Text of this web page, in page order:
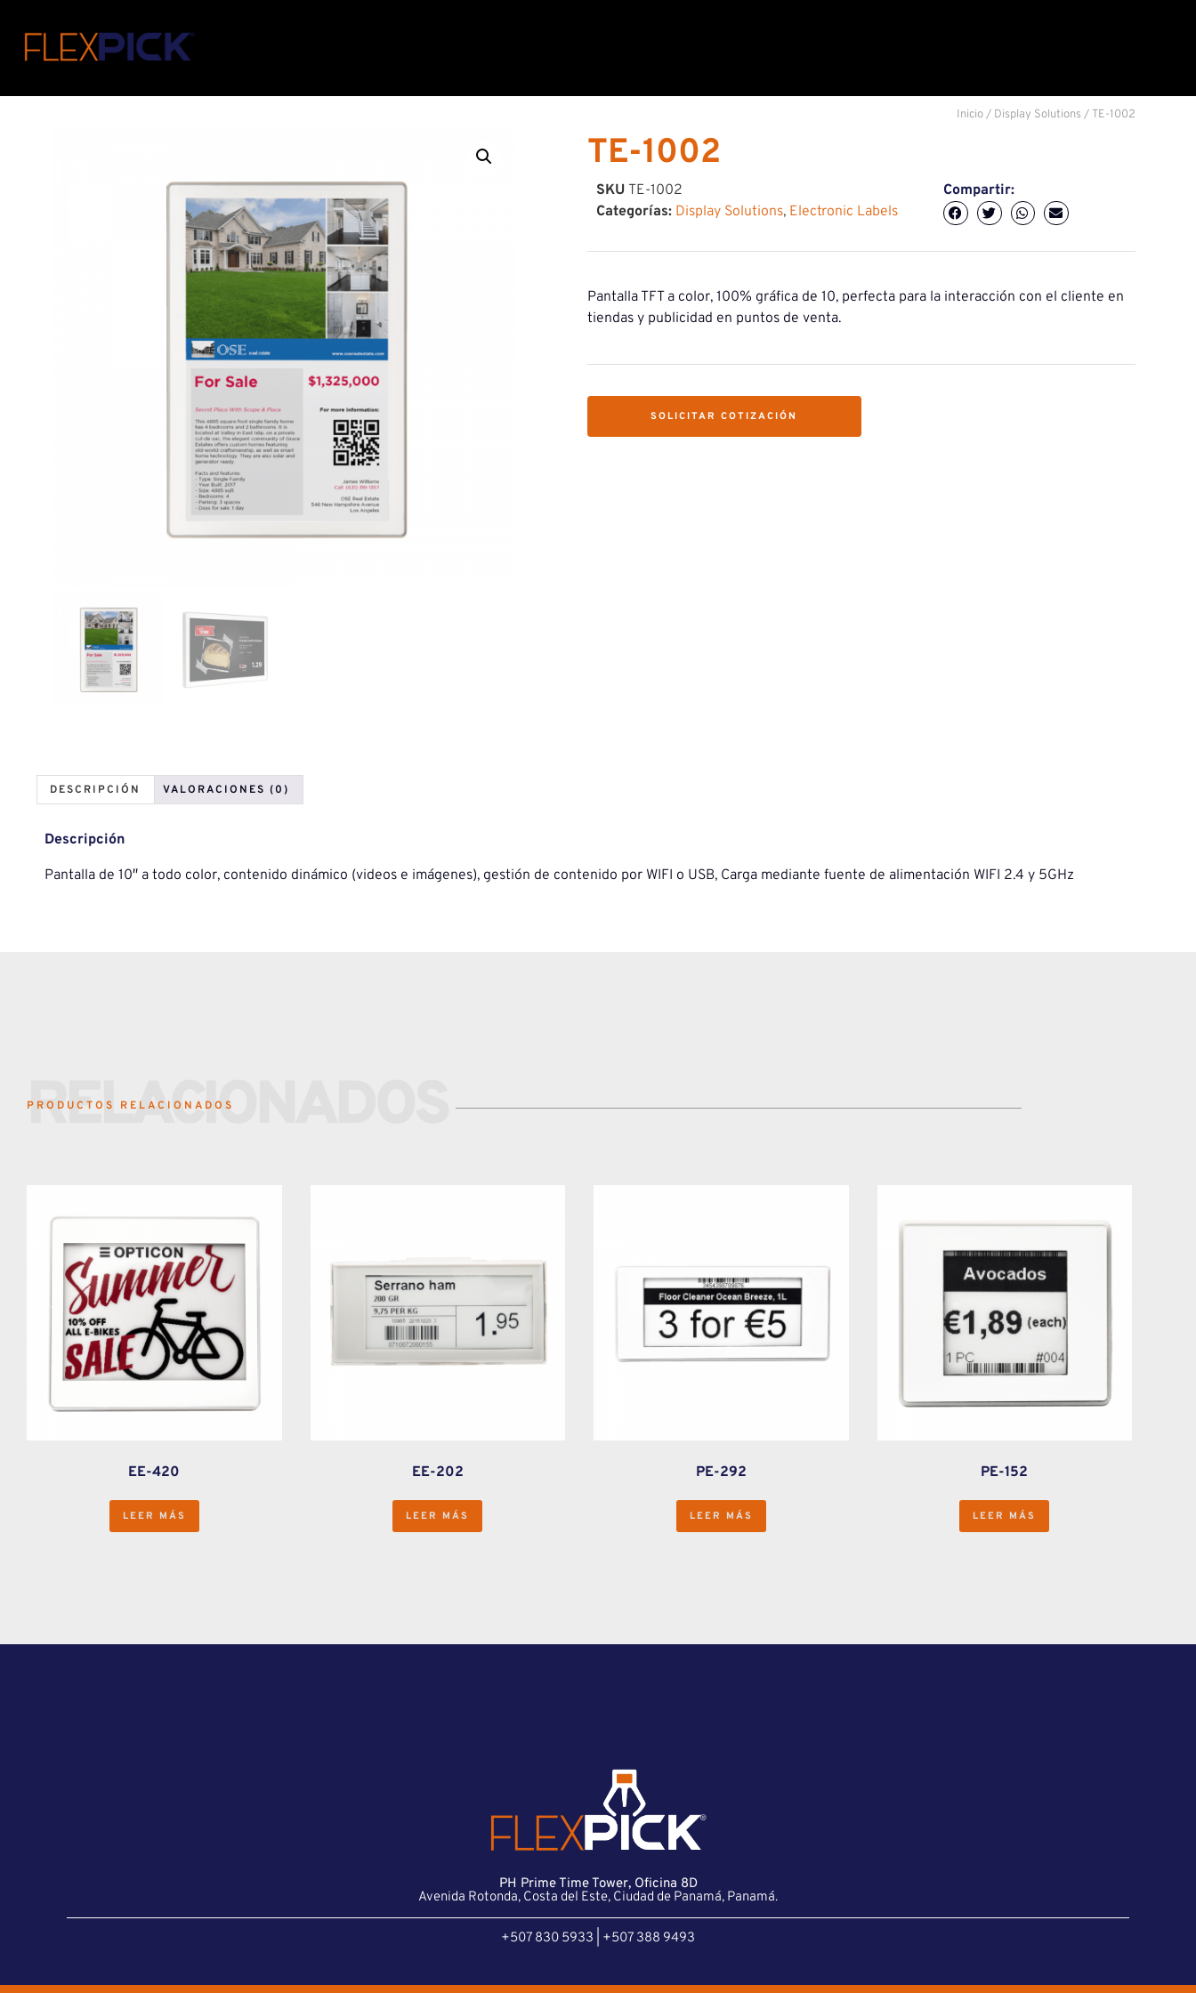
Inicio/ Display Solutions/ TE-1002
TE-1002
SKU TE-1002
Categorías: Display Solutions, Electronic Labels
Compartir:
Pantalla TFT a color, 100% gráfica de 10, perfecta para la interacción con el cliente en
tiendas y publicidad en puntos de venta.
SOLICITAR COTIZACIÓN
DESCRIPCIÓN VALORACIONES (0)
Descripción
Pantalla de 10″ a todo color, contenido dinámico (videos e imágenes), gestión de contenido por WIFI o USB, Carga mediante fuente de alimentación WIFI 2.4 y 5GHz
RELACIONADOS
PRODUCTOS RELACIONADOS
EE-420
LEER MÁS
EE-202
LEER MÁS
PE-292
LEER MÁS
PE-152
LEER MÁS
PH Prime Time Tower, Oficina 8D
Avenida Rotonda, Costa del Este, Ciudad de Panamá, Panamá.
+507 830 5933 | +507 388 9493